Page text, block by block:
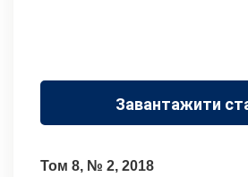
Завантажити
Том 8, № 2, 2018